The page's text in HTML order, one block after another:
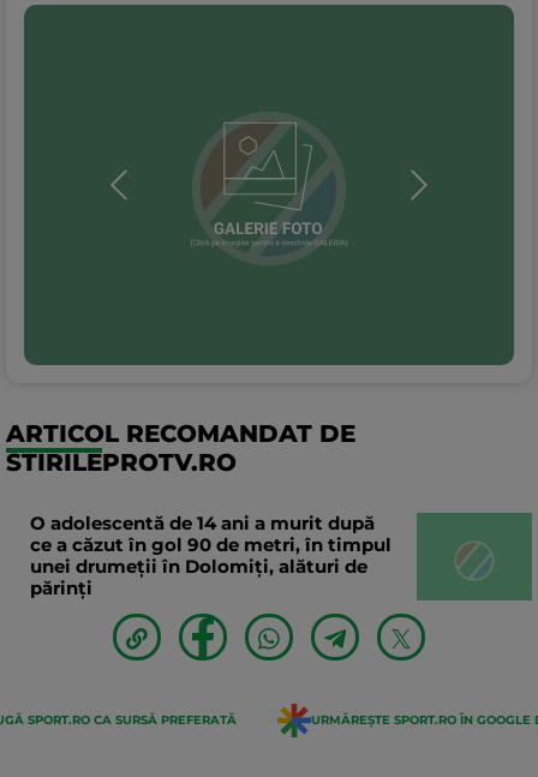
ARTICOL RECOMANDAT DE
STIRILEPROTV.RO
O adolescentă de 14 ani a murit după
ce a căzut în gol 90 de metri, în timpul
unei drumeții în Dolomiți, alături de
părinți
SPORT.RO CA SURSĂ PREFERATĂ URMĂREȘTE SPORT.RO ÎN GOOGLE